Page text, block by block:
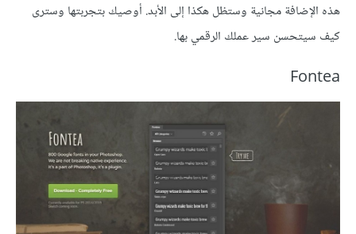
هذه الإضافة مجانية وستظل هكذا إلى الأبد. أوصيك بتجربتها وسترى
كيف سيتحسن سير عملك الرقمي بها.
Fontea